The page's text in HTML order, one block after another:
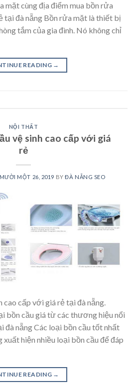
mặt cùng địa điểm mua bồn rửa
tại đà nẵng Bồn rửa mặt là thiết bị
tắm của gia đình. Nó không chỉ
READING →
NỘI THẤT
vệ sinh cao cấp với giá
rẻ
MỘT 26, 2019 BYĐÀ NẴNG SEO
cao cấp với giá rẻ tại đà nẵng.
bồn cầu giá từ các thương hiệu nổi
đà nẵng Các loại bồn cầu tốt nhất
xuất hiện nhiều loại bồn cầu để đáp
READING →